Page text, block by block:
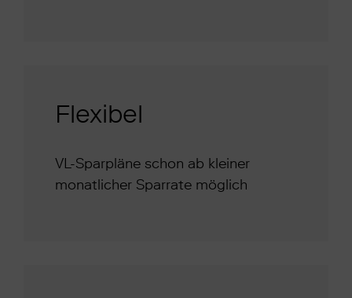
Flexibel
VL-Sparpläne schon ab kleiner
monatlicher Sparrate möglich